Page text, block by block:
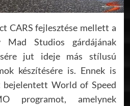
CARS fejlesztése mellett a
Mad Studios gárdájának
jut ideje más stílusú
készítésére is. Ennek is
bejelentett World of Speed
programot, amelynek